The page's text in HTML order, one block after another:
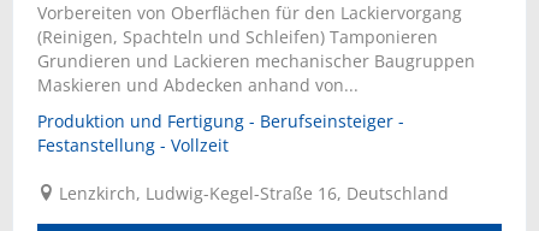
Vorbereiten von Oberflächen für den Lackiervorgang
(Reinigen, Spachteln und Schleifen) Tamponieren
Grundieren und Lackieren mechanischer Baugruppen
Maskieren und Abdecken anhand von...
Produktion und Fertigung - Berufseinsteiger -
Festanstellung - Vollzeit
Lenzkirch, Ludwig-Kegel-Straße 16, Deutschland